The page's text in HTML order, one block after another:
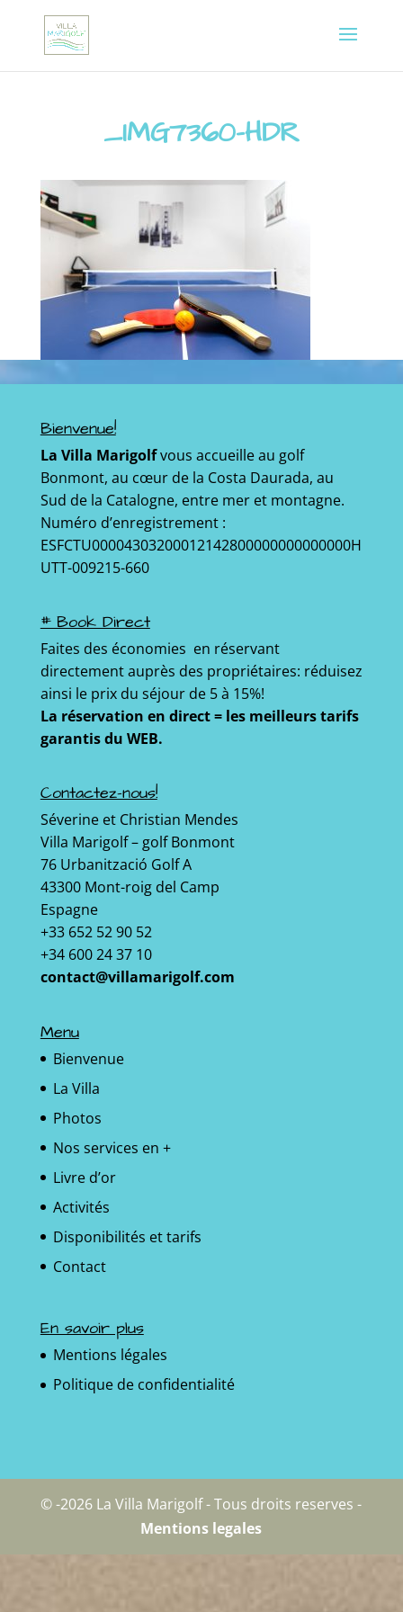
_IMG7360-HDR
Bienvenue!
La Villa Marigolfvous accueille au golf
Bonmont, au cœur de la Costa Daurada, au
Sud de la Catalogne, entre mer et montagne.
Numéro d’enregistrement :
ESFCTU00004303200012142800000000000000H
UTT-009215-660
# Book Direct
Faites des économies en réservant
directement auprès des propriétaires: réduisez
ainsi le prix du séjour de 5 à 15%!
La réservation en direct = les meilleurs tarifs
garantis du WEB.
Contactez-nous!
Séverine et Christian Mendes
Villa Marigolf – golf Bonmont
76 Urbanització Golf A
43300 Mont-roig del Camp
Espagne
+33 652 52 90 52
+34 600 24 37 10
contact@villamarigolf.com
Menu
Bienvenue
La Villa
Photos
Nos services en +
Livre d’or
Activités
Disponibilités et tarifs
Contact
En savoir plus
Mentions légales
Politique de confidentialité
© -2026 La Villa Marigolf - Tous droits reserves -
Mentions legales